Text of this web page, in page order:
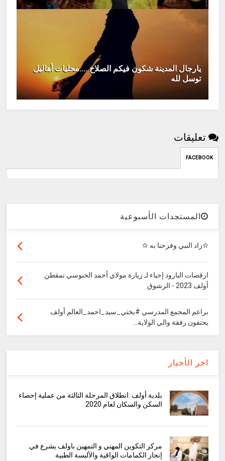
يارجال المدينة شكون فيكم الصلاح ....محليات أهاليل
توسل لله
تعليقات
FACEBOOK
المستجدات الأسبوعية
✫زاد النبي وفرحنا به ✫
ارقصات البارود إحياء لـ زيارة مولاي أحمد الخنوسي تمقطن
أولف 2023 - الرشوق
براعم المجمع المدرسي #بختي_سيد_احمد_العالم أولف
يحتفون رفقة والي الولاية...
اخر الأخبار
بلدية أولف :انطلاق المرحلة الثالثة من عملية إحصاء
السكن والسكان لعام 2020
مركز التكوين المهني و التمهين باولف يشرع في
إنجاز الكمامات الواقية والألبسة الطبية